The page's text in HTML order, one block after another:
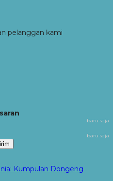
pelanggan kami
baru saja
baru saja
Kumpulan Dongeng